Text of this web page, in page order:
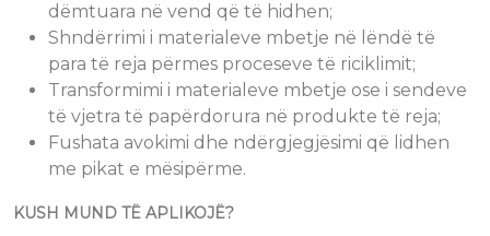
dëmtuara në vend që të hidhen;
Shndërrimi i materialeve mbetje në lëndë të
para të reja përmes proceseve të riciklimit;
Transformimi i materialeve mbetje ose i sendeve
të vjetra të papërdorura në produkte të reja;
Fushata avokimi dhe ndërgjegjësimi që lidhen
me pikat e mësipërme.
KUSH MUND TË APLIKOJË?